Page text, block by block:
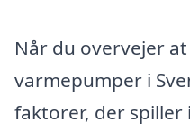
Når du overvejer
varmepumper i
faktorer, der spiller